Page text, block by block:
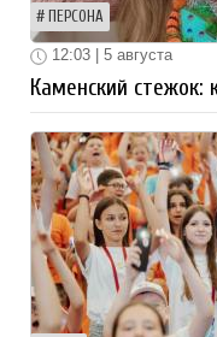
ПЕРСОНА
12:03 | 5 августа
Каменский стежок: